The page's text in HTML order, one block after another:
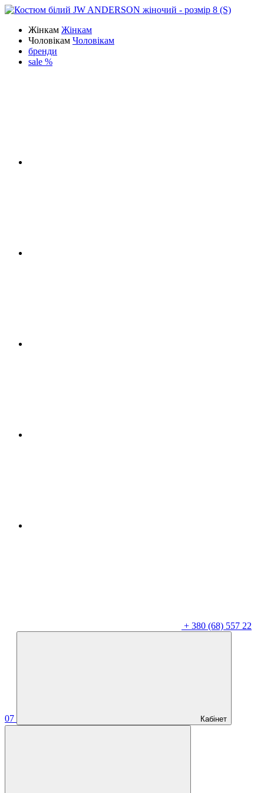
Жінкам Жінкам
Чоловікам Чоловікам
бренди
sale %
+ 380 (68) 557 22
07 Кабінет